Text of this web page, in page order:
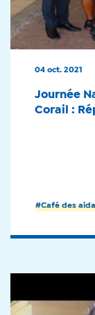
#Café des
04 oct. 2021
Journée
Corail :